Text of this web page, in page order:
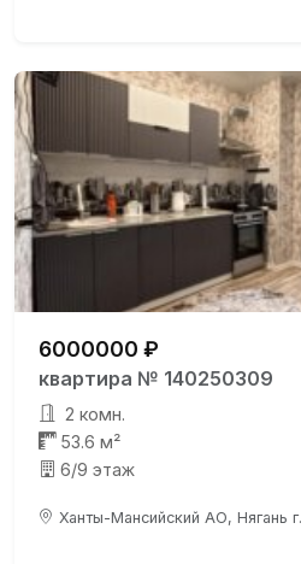
6000000 ₽
квартира № 140250309
2 комн.
53.6 м²
6/9 этаж
Ханты-Мансийский АО, Нягань